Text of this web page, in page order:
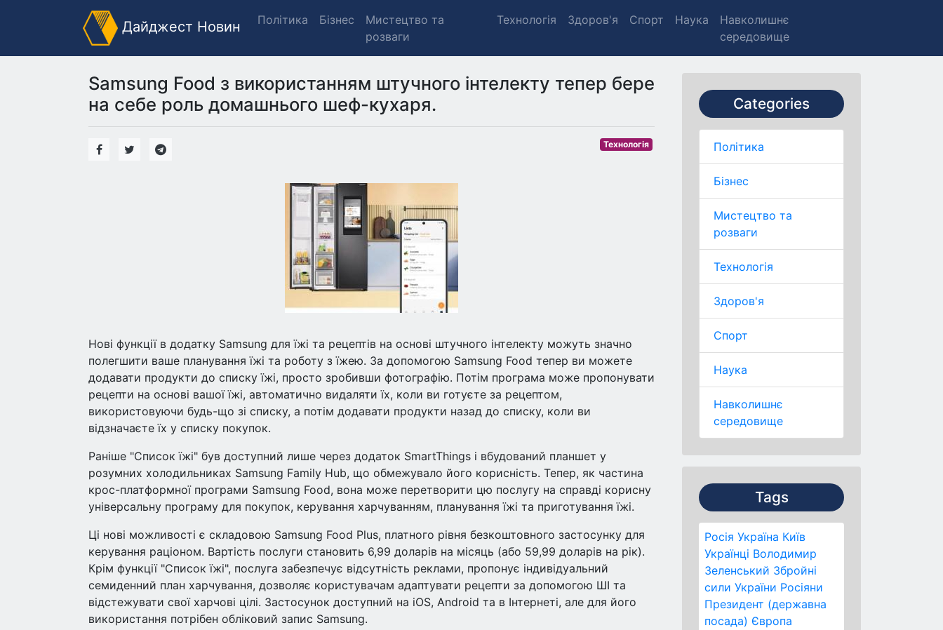
Дайджест Новин Політика Бізнес
Мистецтво та
розваги
Технологія Здоров'я Спорт Наука
Навколишнє
середовище
Categories
Політика
Бізнес
Мистецтво та
розваги
Технологія
Здоров'я
Спорт
Наука
Навколишнє
середовище
Tags
Росія Україна Київ
Українці Володимир
Зеленський Збройні
сили України Росіяни
Президент (державна
посада) Європа
Samsung Food з використанням штучного інтелекту тепер бере
на себе роль домашнього шеф-кухаря.
Технологія
Нові функції в додатку Samsung для їжі та рецептів на основі штучного інтелекту можуть значно
полегшити ваше планування їжі та роботу з їжею. За допомогою Samsung Food тепер ви можете
додавати продукти до списку їжі, просто зробивши фотографію. Потім програма може пропонувати
рецепти на основі вашої їжі, автоматично видаляти їх, коли ви готуєте за рецептом,
використовуючи будь-що зі списку, а потім додавати продукти назад до списку, коли ви
відзначаєте їх у списку покупок.
Раніше "Список їжі" був доступний лише через додаток SmartThings і вбудований планшет у
розумних холодильниках Samsung Family Hub, що обмежувало його корисність. Тепер, як частина
крос-платформної програми Samsung Food, вона може перетворити цю послугу на справді корисну
універсальну програму для покупок, керування харчуванням, планування їжі та приготування їжі.
Ці нові можливості є складовою Samsung Food Plus, платного рівня безкоштовного застосунку для
керування раціоном. Вартість послуги становить 6,99 доларів на місяць (або 59,99 доларів на рік).
Крім функції "Список їжі", послуга забезпечує відсутність реклами, пропонує індивідуальний
семиденний план харчування, дозволяє користувачам адаптувати рецепти за допомогою ШІ та
відстежувати свої харчові цілі. Застосунок доступний на iOS, Android та в Інтернеті, але для його
використання потрібен обліковий запис Samsung.